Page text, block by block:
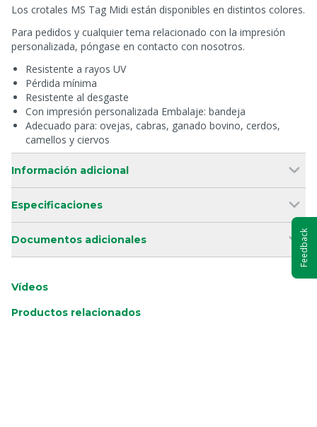
Los crotales MS Tag Midi están disponibles en distintos colores.
Para pedidos y cualquier tema relacionado con la impresión
personalizada, póngase en contacto con nosotros.
Resistente a rayos UV
Pérdida mínima
Resistente al desgaste
Con impresión personalizada Embalaje: bandeja
Adecuado para: ovejas, cabras, ganado bovino, cerdos,
camellos y ciervos
Información adicional
Especificaciones
Documentos adicionales
Vídeos
Productos relacionados
Feedback